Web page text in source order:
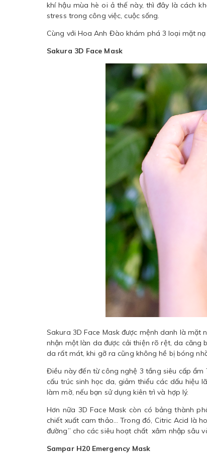
khí hậu mùa hè oi ả thế này, thì đây là cách
stress trong công việc, cuộc sống.
Cùng với Hoa Anh Đào khám phá 3 loại mặt
Sakura 3D Face Mask
Sakura 3D Face Mask được mệnh danh là mặt
nhận một làn da được cải thiện rõ rệt, da căng
da rất mát, khi gỡ ra cũng không hề bị bóng
Điều này đến từ công nghệ 3 tầng siêu cấp ẩm
cấu trúc sinh học da, giảm thiểu các dấu hiệu
làm mờ, nếu bạn sử dụng kiên trì và hợp lý.
Hơn nữa 3D Face Mask còn có bảng thành
chiết xuất cam thảo… Trong đó, Citric Acid là
đường” cho các siêu hoạt chất xâm nhập sâu
Sampar H20 Emergency Mask